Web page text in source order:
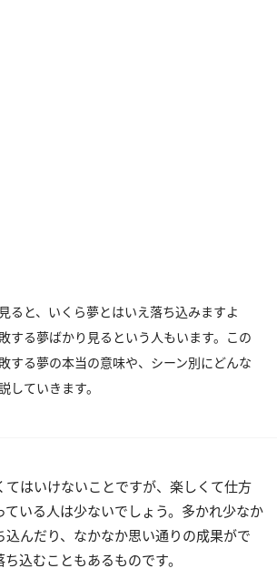
ると、いくら夢とはいえ落ち込みますよ
する夢ばかり見るという人もいます。この
する夢の本当の意味や、シーン別にどんな
していきます。
てはいけないことですが、楽しくて仕方
ている人は少ないでしょう。多かれ少なか
込んだり、なかなか思い通りの成果がで
込むこともあるものです。